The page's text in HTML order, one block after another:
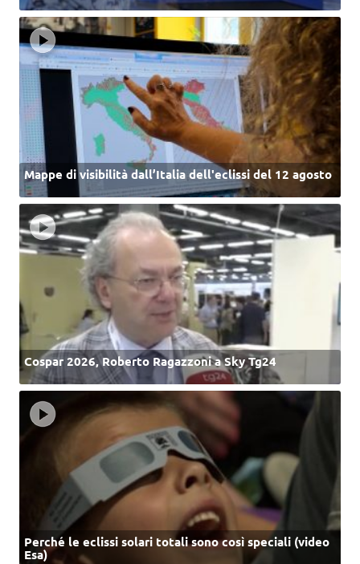
Mappe di visibilità dall’Italia dell'eclissi del 12 agosto
Cospar 2026, Roberto Ragazzoni a Sky Tg24
Perché le eclissi solari totali sono così speciali (video
Esa)